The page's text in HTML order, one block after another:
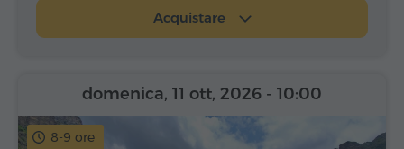
Acquistare
8-9 ore
domenica, 11 ott, 2026 - 10:00